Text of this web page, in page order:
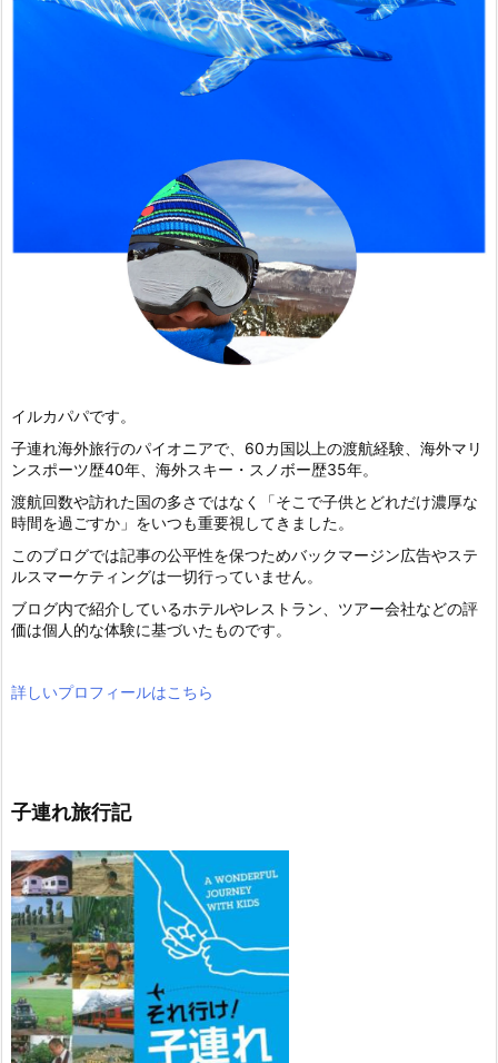
イルカパパです。
子連れ海外旅行のパイオニアで、60カ国以上の渡航経験、海外マリ
ンスポーツ歴40年、海外スキー・スノボー歴35年。
渡航回数や訪れた国の多さではなく「そこで子供とどれだけ濃厚な
時間を過ごすか」をいつも重要視してきました。
このブログでは記事の公平性を保つためバックマージン広告やステ
ルスマーケティングは一切行っていません。
ブログ内で紹介しているホテルやレストラン、ツアー会社などの評
価は個人的な体験に基づいたものです。
詳しいプロフィールはこちら
子連れ旅行記